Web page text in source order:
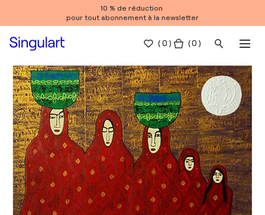
10 % de réduction
pour tout abonnement à la newsletter
(0 ) ( 0 )